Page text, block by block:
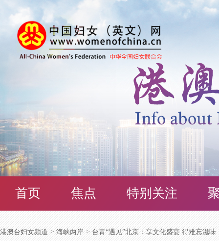
首页 焦点 特别关注
港澳台妇女频道 > 海峡两岸 > 台青“遇见”北京：享文化盛宴 得难忘滋味